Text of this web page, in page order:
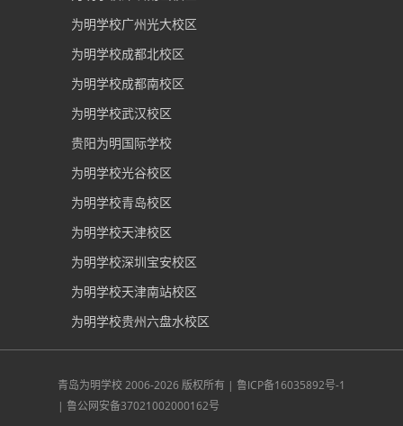
为明学校广州光大校区
为明学校成都北校区
为明学校成都南校区
为明学校武汉校区
贵阳为明国际学校
为明学校光谷校区
为明学校青岛校区
为明学校天津校区
为明学校深圳宝安校区
为明学校天津南站校区
为明学校贵州六盘水校区
青岛为明学校2006-2026 版权所有 | 鲁ICP备16035892号-1
| 鲁公网安备37021002000162号